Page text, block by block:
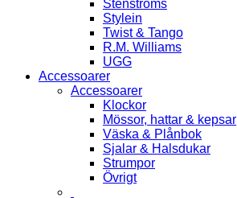
Stenströms
Stylein
Twist & Tango
R.M. Williams
UGG
Accessoarer
Accessoarer
Klockor
Mössor, hattar & kepsar
Väska & Plånbok
Sjalar & Halsdukar
Strumpor
Övrigt